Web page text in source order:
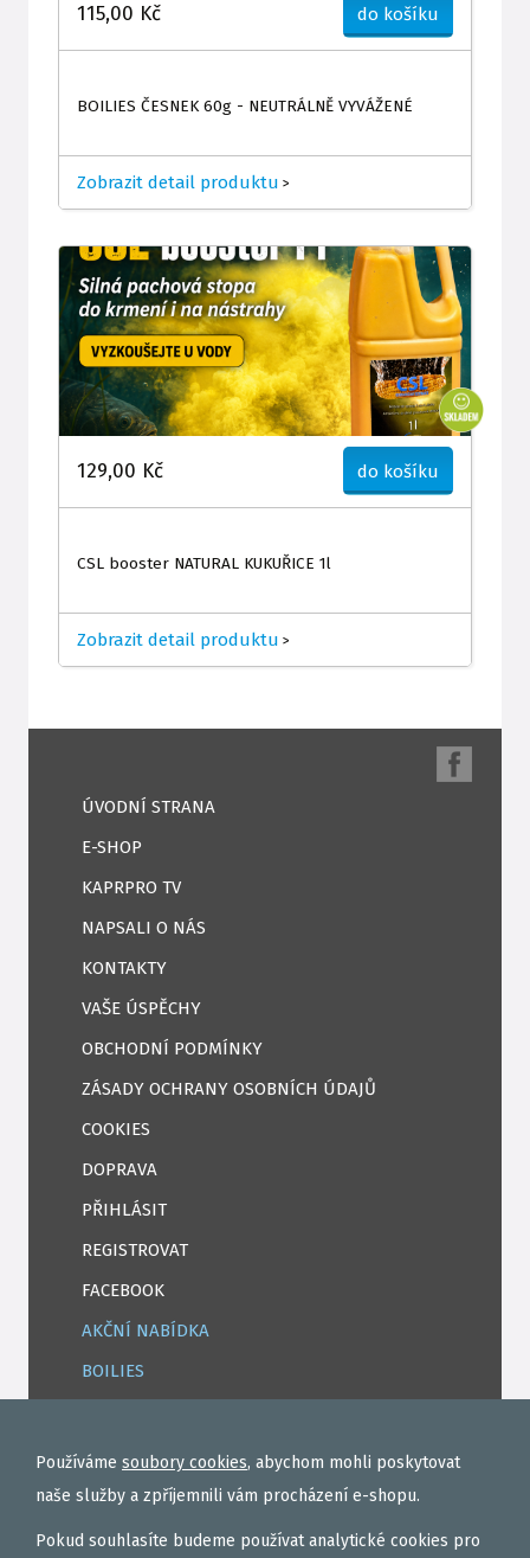
115,00 Kč do košíku
BOILIES ČESNEK 60g - NEUTRÁLNĚ VYVÁŽENÉ
Zobrazit detail produktu >
129,00 Kč do košíku
CSL booster NATURAL KUKUŘICE 1l
Zobrazit detail produktu >
ÚVODNÍ STRANA
E-SHOP
KAPRPRO TV
NAPSALI O NÁS
KONTAKTY
VAŠE ÚSPĚCHY
OBCHODNÍ PODMÍNKY
ZÁSADY OCHRANY OSOBNÍCH ÚDAJŮ
COOKIES
DOPRAVA
PŘIHLÁSIT
REGISTROVAT
FACEBOOK
AKČNÍ NABÍDKA
BOILIES
TEKUTÉ
OBALOVAČKY
VAŘENÝ PARTIKL
Používáme soubory cookies, abychom mohli poskytovat
naše služby a zpříjemnili vám procházení e-shopu.
Pokud souhlasíte budeme používat analytické cookies pro